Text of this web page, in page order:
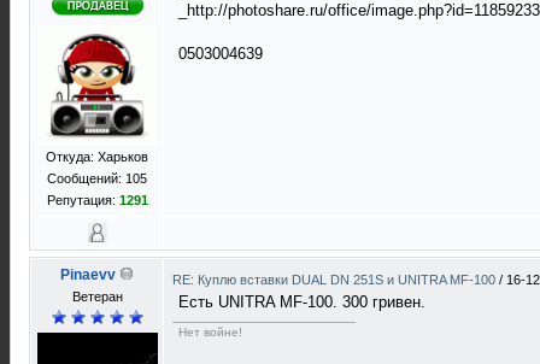
Откуда: Харьков
Сообщений: 105
Репутация: 1291
_http://photoshare.ru/office/image.php?id=11859233
0503004639
Pinaevv
Ветеран
RE: Куплю вставки DUAL DN 251S и UNITRA MF-100 / 16-
Есть UNITRA MF-100. 300 гривен.
Нет войне!